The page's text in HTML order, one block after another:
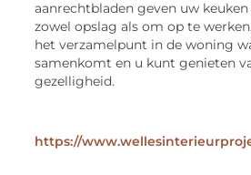
aanrechtbladen geven uw
zowel opslag als om op te
het verzamelpunt in de woning
samenkomt en u kunt genieten
gezelligheid.
https://